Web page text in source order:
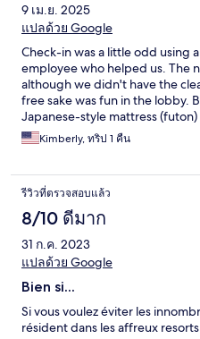
9 เม.ย. 2025
แปลด้วย Google
Check-in was a little odd using
employee who helped us. The
although we didn't have the
free sake was fun in the lobby.
Japanese-style mattress
padding.
Kimberly, ทริป 1 คืน
รีวิวที่ตรวจสอบแล้ว
8/10 ดีมาก
31 ก.ค. 2023
แปลด้วย Google
Bien si...
Si vous voulez éviter les
résident dans les affreux